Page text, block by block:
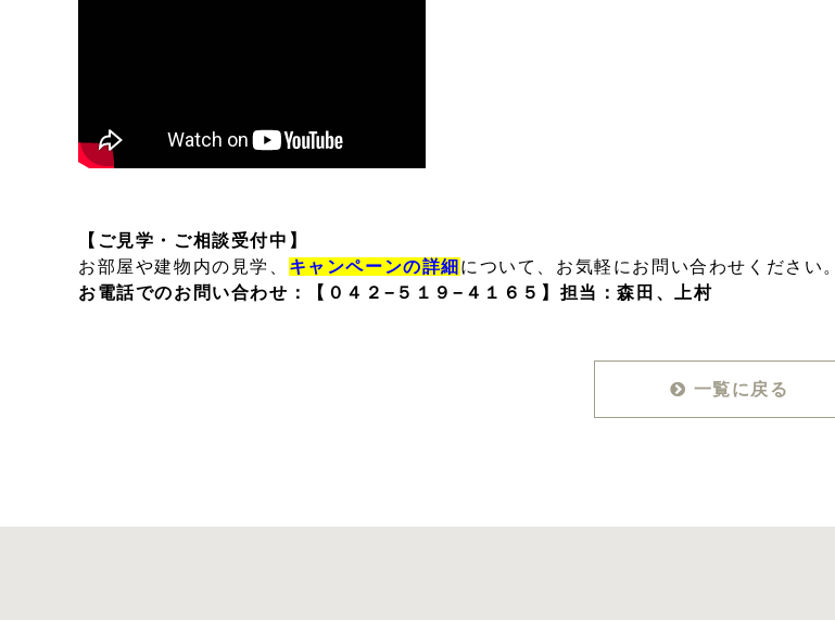
【ご見学・ご相談受付中】
お部屋や建物内の見学、 キャンペーンの詳細 について、お気軽にお問い合わせください。
お電話でのお問い合わせ：
【０４２−５１９−４１６５】担当：森田、上村
一覧に戻る